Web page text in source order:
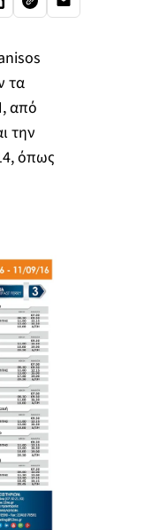
τα
από
την
όπως